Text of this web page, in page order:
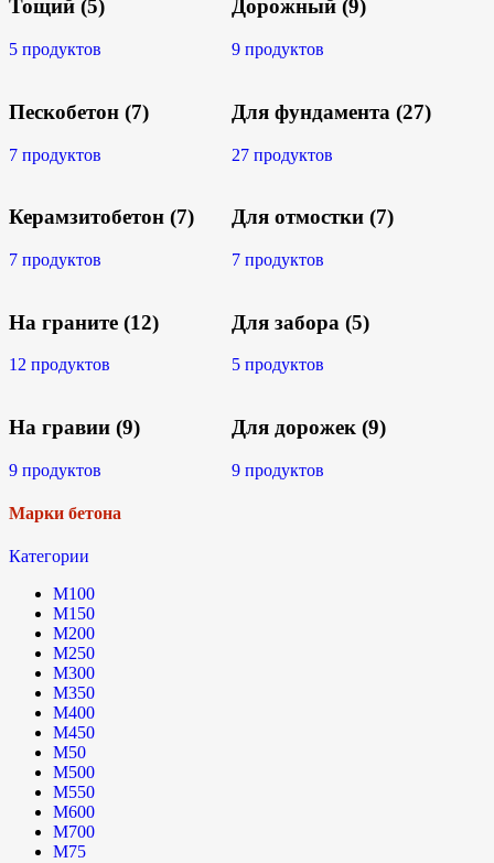
Тощий (5)
5 продуктов
Пескобетон (7)
7 продуктов
Керамзитобетон (7)
7 продуктов
На граните (12)
12 продуктов
На гравии (9)
9 продуктов
Дорожный (9)
9 продуктов
Для фундамента (27)
27 продуктов
Для отмостки (7)
7 продуктов
Для забора (5)
5 продуктов
Для дорожек (9)
9 продуктов
Марки бетона
Категории
М100
М150
М200
М250
М300
М350
М400
М450
М50
М500
М550
М600
М700
М75